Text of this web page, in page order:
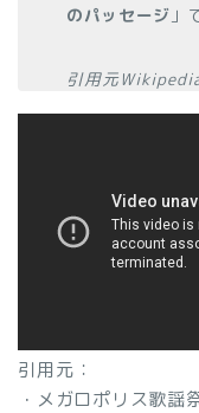
のパッセージ 」
引用元
引用元：
・メガロポリス歌謡